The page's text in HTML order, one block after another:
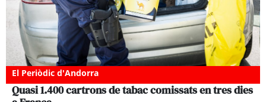
El Periòdic d'Andorra
Quasi 1.400 cartrons de tabac comissats en tres dies